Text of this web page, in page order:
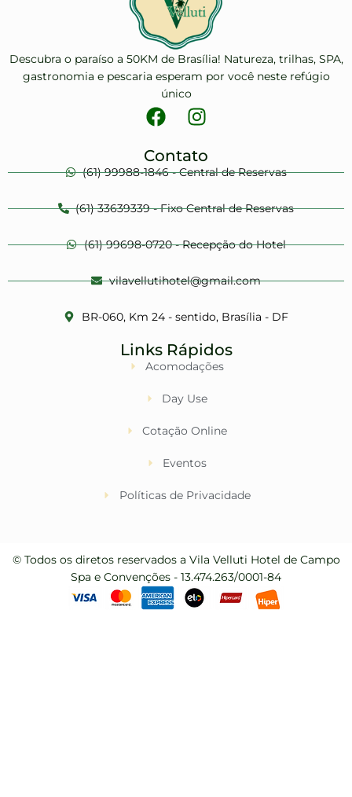
Descubra o paraíso a 50KM de Brasília! Natureza, trilhas, SPA,
gastronomia e pescaria esperam por você neste refúgio
único
Contato
(61) 99988-1846 - Central de Reservas
(61) 33639339 - Fixo Central de Reservas
(61) 99698-0720 - Recepção do Hotel
vilavellutihotel@gmail.com
BR-060, Km 24 - sentido, Brasília - DF
Links Rápidos
Acomodações
Day Use
Cotação Online
Eventos
Políticas de Privacidade
© Todos os diretos reservados a Vila Velluti Hotel de Campo
Spa e Convenções - 13.474.263/0001-84